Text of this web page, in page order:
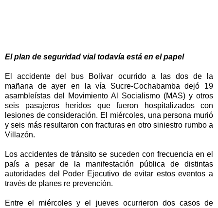
El plan de seguridad vial todavía está en el papel
El accidente del bus Bolívar ocurrido a las dos de la
mañana de ayer en la vía Sucre-Cochabamba dejó 19
asambleístas del Movimiento Al Socialismo (MAS) y otros
seis pasajeros heridos que fueron hospitalizados con
lesiones de consideración. El miércoles, una persona murió
y seis más resultaron con fracturas en otro siniestro rumbo a
Villazón.
Los accidentes de tránsito se suceden con frecuencia en el
país a pesar de la manifestación pública de distintas
autoridades del Poder Ejecutivo de evitar estos eventos a
través de planes re prevención.
Entre el miércoles y el jueves ocurrieron dos casos de